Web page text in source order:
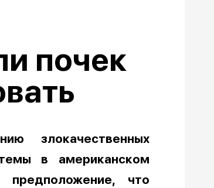
почек
злокачественных
в американском
что